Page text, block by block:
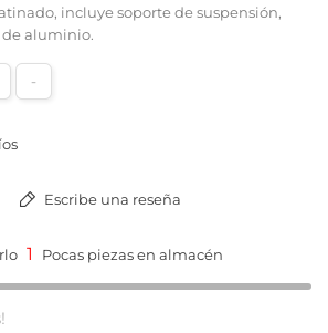
incluye soporte de suspensión,
aluminio.
-
Escribe una reseña
1 Pocas piezas en almacén